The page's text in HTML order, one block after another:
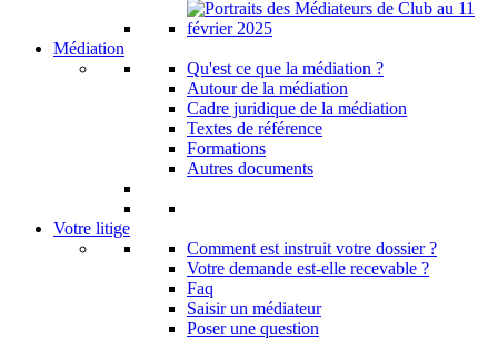
Médiation
Qu'est ce que la médiation ?
Autour de la médiation
Cadre juridique de la médiation
Textes de référence
Formations
Autres documents
Votre litige
Comment est instruit votre dossier ?
Votre demande est-elle recevable ?
Faq
Saisir un médiateur
Poser une question